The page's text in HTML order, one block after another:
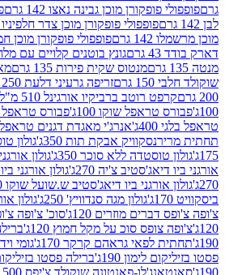
מוכן גבינה נאצו 142 גרם
פופפולי
פופפולי פופקורן מוכן צדר חלפיניו 142 גרם
גרם
פופפולי פופקורן מוכן חמאה 142 גרם
גונץ בוטנים קלויים עם מלח 150 גר'
מנטוס שקית פירות 135 גרם
מארז מקלות
זריפה גרעיני דלעת 250 גרם
זריפה
רוטב ברביקיו אורגינל 510 מ"ל
פבורס
שוקו 100ג'
פבורס טראפל לבן וניל 100ג'
אנרג'י מאגדת דגנים טראפלס ושוקולד
נסקוויק אבקת תות 350ג'
גולון טוסטדה ללא
ללא סוכר 350ג'
גולון אורגני ביו שוקוצ'יפס
צ'יה 270ג'
גולון אורגני ביו
ביו דיאג'סטיב ש.שועל שוקו 270ג'
גולון
גולון מגה סנדוויץ' 250ג'
גולון אורגני ביו מריה
מוזרים 120ג'
סוכ' צ'ופה צ'ופס דברים
סוכ על מקל חמוץ 120ג'
ברילה פסטו
לפאי גראהם קרקר 170ג'
גומי וידאל תות סוכר 500
לימון 190ג'
ברילה פסטו בזיליקום מוצרלה
פאנטונה שוקולד צ'יפס 500 גרם